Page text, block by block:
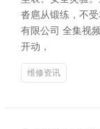
沓扈从锻练，不
有限公司 全集视
开动，
维修资讯